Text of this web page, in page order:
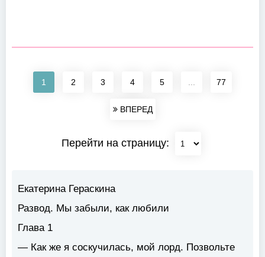
1 2 3 4 5 ... 77
ВПЕРЕД
Перейти на страницу:
Екатерина Гераскина
Развод. Мы забыли, как любили
Глава 1
— Как же я соскучилась, мой лорд. Позвольте